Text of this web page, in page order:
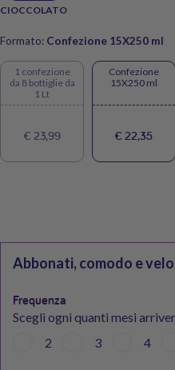
CIOCCOLATO
Formato: Confezione 15X250 ml
1 confezione
da 8 bottiglie da
1 Lt
€ 23,99
Confezione
15X250 ml
€ 22,35
Abbonati, comodo e
Frequenza
Scegli ogni quanti mesi
2
3 4